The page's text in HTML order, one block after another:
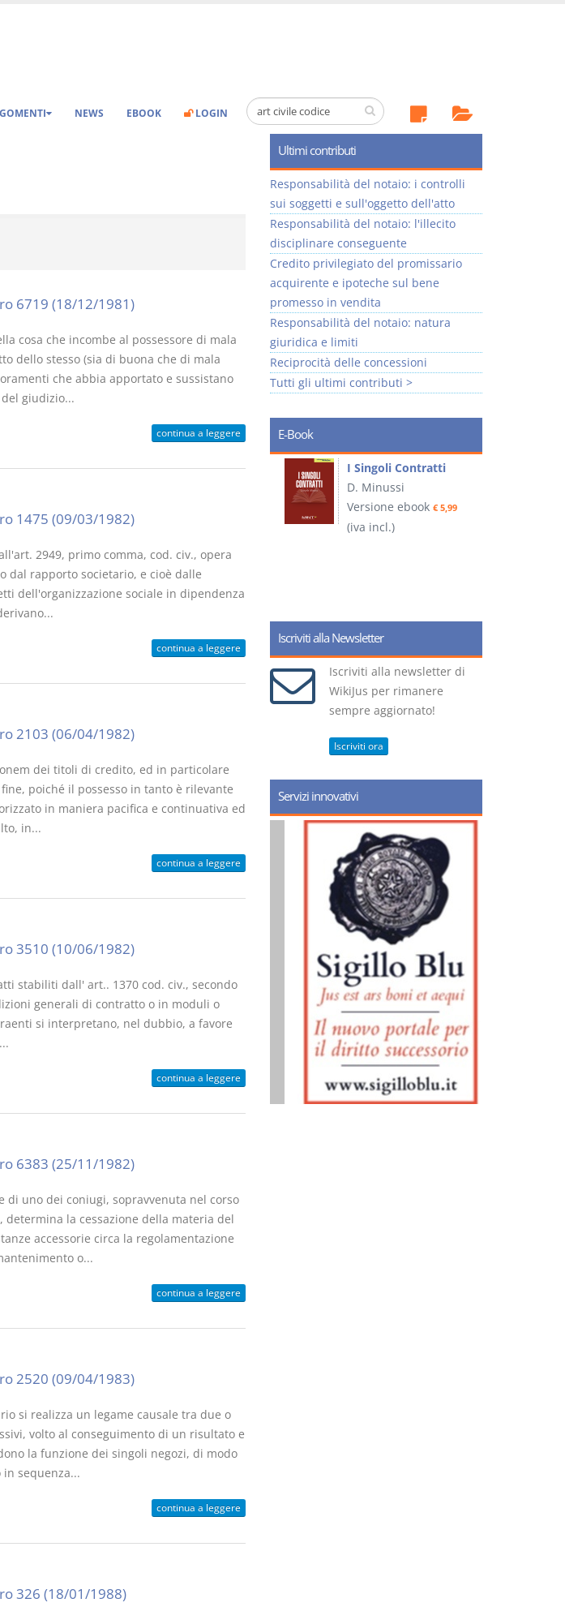
NEWS EBOOK LOGIN
6719 (18/12/1981)
cosa che incombe al possessore di mala
dello stesso (sia di buona che di mala
che abbia apportato e sussistano
giudizio...
continua a leggere
1475 (09/03/1982)
2949, primo comma, cod. civ., opera
dal rapporto societario, e cioè dalle
dell'organizzazione sociale in dipendenza
continua a leggere
2103 (06/04/1982)
dei titoli di credito, ed in particolare
poiché il possesso in tanto è rilevante
in maniera pacifica e continuativa ed
in...
continua a leggere
3510 (10/06/1982)
stabiliti dall' art.. 1370 cod. civ., secondo
generali di contratto o in moduli o
si interpretano, nel dubbio, a favore
continua a leggere
6383 (25/11/1982)
uno dei coniugi, sopravvenuta nel corso
la cessazione della materia del
accessorie circa la regolamentazione
o...
continua a leggere
2520 (09/04/1983)
si realizza un legame causale tra due o
volto al conseguimento di un risultato e
la funzione dei singoli negozi, di modo
sequenza...
continua a leggere
326 (18/01/1988)
Ultimi contributi
Responsabilità del notaio: i controlli
sui soggetti e sull'oggetto dell'atto
Responsabilità del notaio: l'illecito
disciplinare conseguente
Credito privilegiato del promissario
acquirente e ipoteche sul bene
promesso in vendita
Responsabilità del notaio: natura
giuridica e limiti
Reciprocità delle concessioni
Tutti gli ultimi contributi >
E-Book
€ 4,19
Rapporto e
Versione ebook
(iva incl.)
I Singoli Contratti
D. Minussi
Versione ebook € 5,99
(iva incl.)
Iscriviti alla Newsletter
Iscriviti alla newsletter di
WikiJus per rimanere
sempre aggiornato!
Iscriviti ora
Servizi innovativi